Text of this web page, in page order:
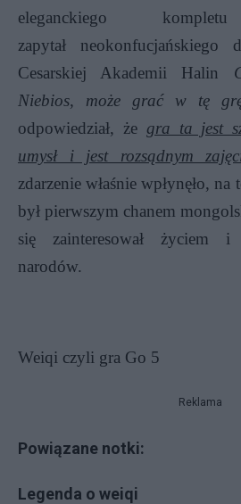
eleganckiego
zapytał
Cesarskiej Akademii Halin
Niebios, może grać w tę
odpowiedział, że gra ta jest
umysł i jest rozsądnym
zdarzenie właśnie wpłynęło, na
był pierwszym chanem
się zainteresował życiem
narodów.
Weiqi czyli gra Go 5
Reklama
Powiązane notki:
Legenda o weiqi